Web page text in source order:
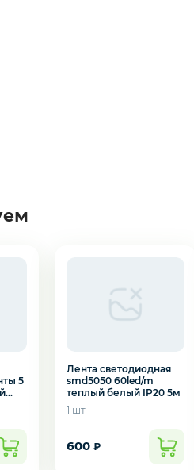
5
Лента светодиодная
smd5050 60led/m
теплый белый IP20 5м
1 шт
600 ₽